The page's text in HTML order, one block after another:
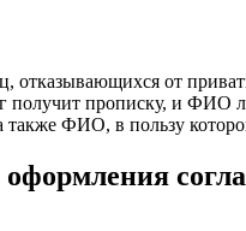
от
получит прописку, и
ФИО, в пользу